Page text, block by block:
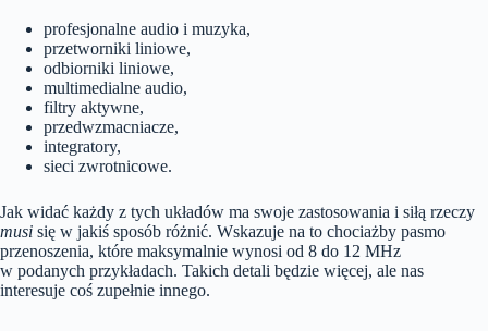
profesjonalne audio i muzyka,
przetworniki liniowe,
odbiorniki liniowe,
multimedialne audio,
filtry aktywne,
przedwzmacniacze,
integratory,
sieci zwrotnicowe.
Jak widać każdy z tych układów ma swoje zastosowania i siłą rzeczy
musi się w jakiś sposób różnić. Wskazuje na to chociażby pasmo
przenoszenia, które maksymalnie wynosi od 8 do 12 MHz
w podanych przykładach. Takich detali będzie więcej, ale nas
interesuje coś zupełnie innego.